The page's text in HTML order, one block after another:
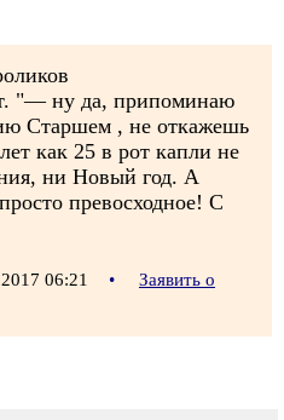
"— ну да, припоминаю
Старшем , не откажешь
как 25 в рот капли не
ни Новый год. А
превосходное! С
06:21 •
Заявить о